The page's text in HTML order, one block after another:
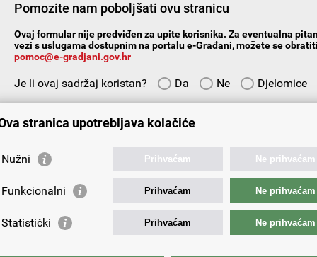
Pomozite nam poboljšati ovu stranicu
Ovaj formular nije predviđen za upite korisnika. Za eventualna
vezi s uslugama dostupnim na portalu e-Građani, možete se
pomoc@e-gradjani.gov.hr
Je li ovaj sadržaj koristan? Da Ne
Djelomice
stranica upotrebljava kolačiće
Nužni Prihvaćam Ne prihvaćam
Funkcionalni Prihvaćam Ne prihvaćam
Statistički Prihvaćam Ne prihvaćam